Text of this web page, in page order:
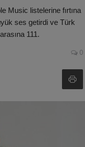
Music listelerine fırtına
ses getirdi ve Türk
111.
0